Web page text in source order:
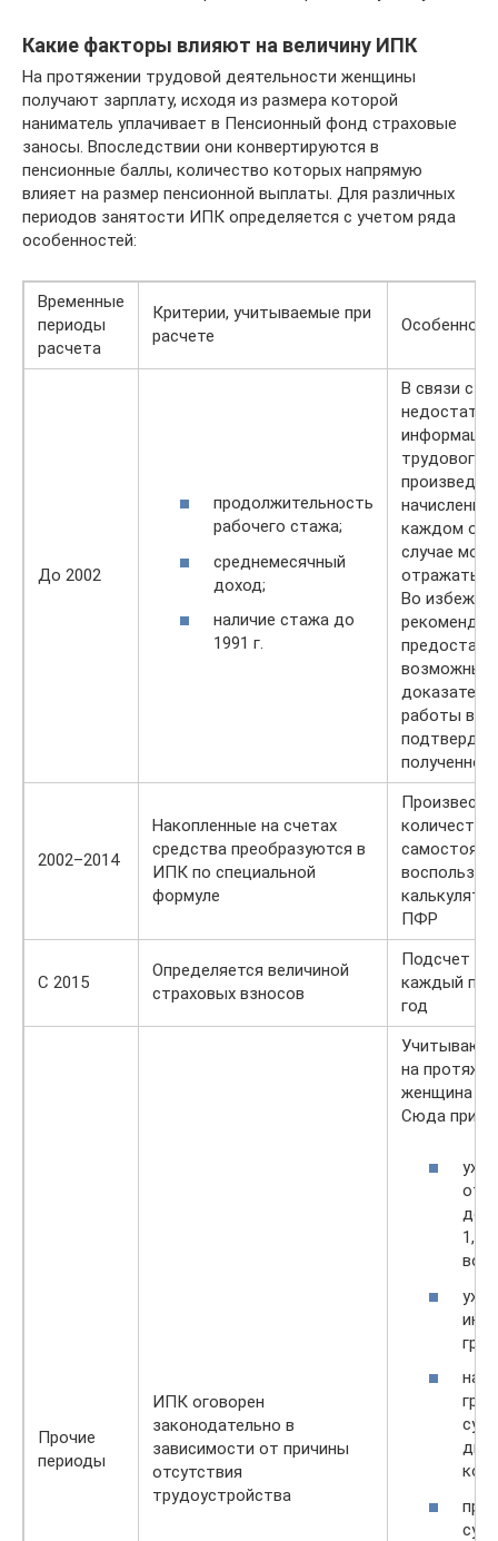
Какие факторы влияют на величину ИПК
На протяжении трудовой деятельности женщины
получают зарплату, исходя из размера которой
наниматель уплачивает в Пенсионный фонд страховые
заносы. Впоследствии они конвертируются в
пенсионные баллы, количество которых напрямую
влияет на размер пенсионной выплаты. Для различных
периодов занятости ИПК определяется с учетом ряда
особенностей:
Временные
периоды
расчета
Критерии, учитываемые при
расчете
До 2002
продолжительность
рабочего стажа;
среднемесячный
доход;
наличие стажа до
1991 г.
В связи с
трудового
каждом
случае
Во
возможные
работы в
полученной
2002–2014
Накопленные на счетах
средства преобразуются в
ИПК по специальной
формуле
ПФР
С 2015
Определяется величиной
страховых взносов
Подсчет
каждый
год
Прочие
периоды
ИПК оговорен
законодательно в
зависимости от причины
отсутствия
трудоустройства
на
женщина не
Сюда
от
1,5-